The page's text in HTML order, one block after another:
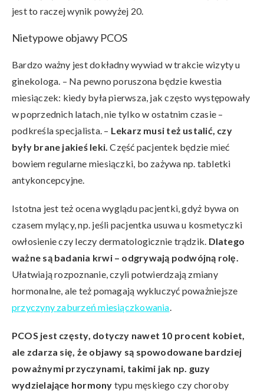
jest to raczej wynik powyżej 20.
Nietypowe objawy PCOS
Bardzo ważny jest dokładny wywiad w trakcie wizyty u
ginekologa. – Na pewno poruszona będzie kwestia
miesiączek: kiedy była pierwsza, jak często występowały
w poprzednich latach, nie tylko w ostatnim czasie –
podkreśla specjalista. – Lekarz musi też ustalić, czy
były brane jakieś leki. Część pacjentek będzie mieć
bowiem regularne miesiączki, bo zażywa np. tabletki
antykoncepcyjne.
Istotna jest też ocena wyglądu pacjentki, gdyż bywa on
czasem mylący, np. jeśli pacjentka usuwa u kosmetyczki
owłosienie czy leczy dermatologicznie trądzik. Dlatego
ważne są badania krwi – odgrywają podwójną rolę.
Ułatwiają rozpoznanie, czyli potwierdzają zmiany
hormonalne, ale też pomagają wykluczyć poważniejsze
przyczyny zaburzeń miesiączkowania
PCOS jest częsty, dotyczy nawet 10 procent kobiet,
ale zdarza się, że objawy są spowodowane bardziej
poważnymi przyczynami, takimi jak np. guzy
wydzielające hormony typu męskiego czy choroby